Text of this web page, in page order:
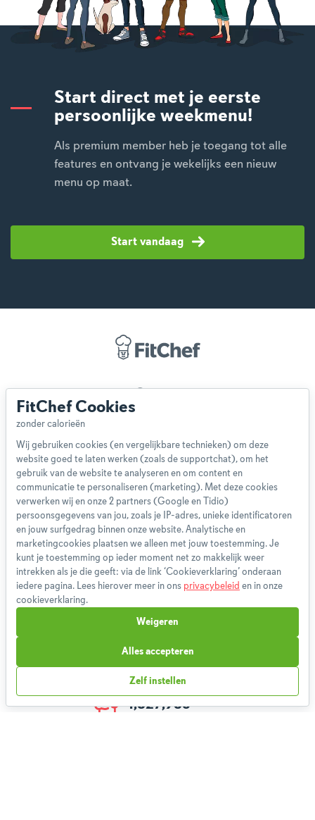
Start direct met je eerste
persoonlijke weekmenu!
Als premium member heb je toegang tot alle
features en ontvang je wekelijks een nieuw
menu op maat.
Start vandaag
Over ons
Blog
Disclaimer
Gebruikersvoorwaarden
Methodologie
Privacybeleid
Cookieverklaring
Betaalmethoden
Klachtenprocedure
Bestelling herroepen
Boeken
FAQ
Contact
1,827,986
FitChef Cookies
Wij gebruiken cookies (en vergelijkbare technieken) om deze
website goed te laten werken (zoals de supportchat), om het
gebruik van de website te analyseren en om content en
communicatie te personaliseren (marketing). Met deze cookies
verwerken wij en onze 2 partners (Google en Tidio)
persoonsgegevens van jou, zoals je IP-adres, unieke identificatoren
en jouw surfgedrag binnen onze website. Analytische en
marketingcookies plaatsen we alleen met jouw toestemming. Je
kunt je toestemming op ieder moment net zo makkelijk weer
intrekken als je die geeft: via de link ‘Cookieverklaring’ onderaan
iedere pagina. Lees hierover meer in ons privacybeleid en in onze
cookieverklaring.
Zelf instellen
Weigeren
Alles accepteren